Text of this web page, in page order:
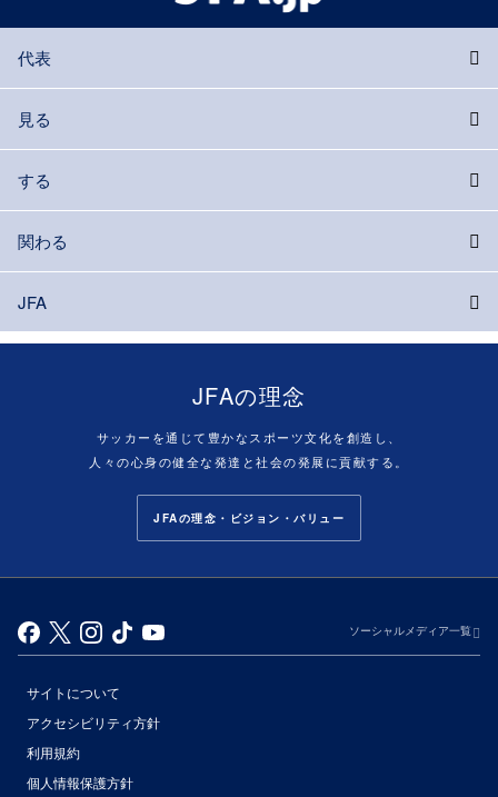
代表
見る
する
関わる
JFA
JFAの理念
サッカーを通じて豊かなスポーツ文化を創造し、
人々の心身の健全な発達と社会の発展に貢献する。
JFAの理念・ビジョン・バリュー
ソーシャルメディア一覧
サイトについて
アクセシビリティ方針
利用規約
個人情報保護方針